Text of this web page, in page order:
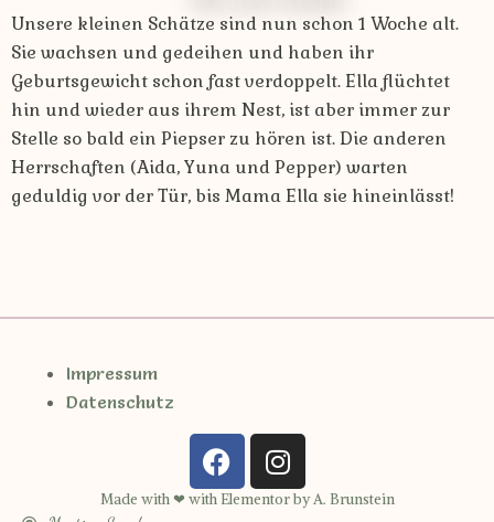
Unsere kleinen Schätze sind nun schon 1 Woche alt.
Sie wachsen und gedeihen und haben ihr
Geburtsgewicht schon fast verdoppelt. Ella flüchtet
hin und wieder aus ihrem Nest, ist aber immer zur
Stelle so bald ein Piepser zu hören ist. Die anderen
Herrschaften (Aida, Yuna und Pepper) warten
geduldig vor der Tür, bis Mama Ella sie hineinlässt!
Impressum
Datenschutz
Made with ❤ with Elementor by A. Brunstein